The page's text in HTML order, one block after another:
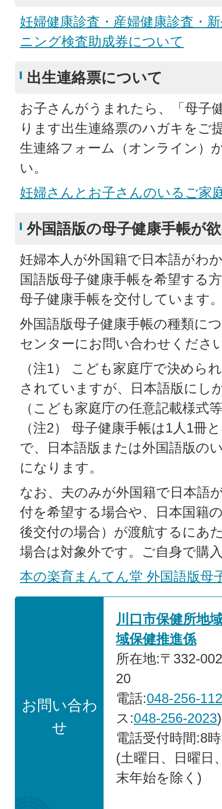
妊婦健康診査・産婦健康診査・
ニング検査助成券について
出生連絡票について
お子さんがうまれたら、「母子
ります出生連絡票のハガキをご
生連絡フォーム（オンライン）
い。
妊婦さんとお子さんのいるご家
外国語版の母子健康手帳が
妊婦本人が外国籍で日本語がわ
国語版母子健康手帳を希望する
母子健康手帳を交付しています
外国語版母子健康手帳の種類に
センターにお問い合わせくださ
（注1） こども家庭庁で決めら
されていますが、日本語版にし
（こども家庭庁の任意記載様式
（注2） 母子健康手帳は1人1冊
で、日本語版または外国語版の
になります。
なお、夫のみが外国籍で日本語
付を希望する場合や、日本国籍
後交付の場合）が渡航するにあ
場合は対象外です。ご自身で購
本の楽育まんてん堂 外国語版母
お問い合わ
せ
川口市保健所地
域保健推進係
所在地:〒332-
20
電話:048-256-
ス:048-256-2023)
電話受付時間:8
(土曜日、日曜日
末年始を除く)